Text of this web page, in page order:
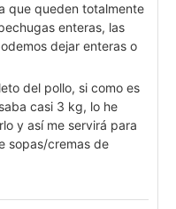
que queden totalmente
enteras, las
dejar enteras o
del pollo, si como es
casi 3 kg, lo he
y así me servirá para
sopas/cremas de